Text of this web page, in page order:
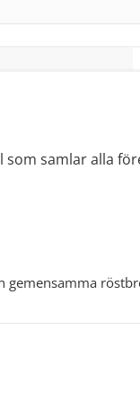
samlar alla
gemensamma